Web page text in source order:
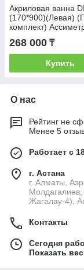
Акриловая ванна
(170*900)(Левая)
комплект)
268 000 ₸
Купить
О нас
Рейтинг не
Менее 5
Работает с
г. Астана
г. Алматы,
Молдагалиев,
Жагалау-4),
Контакты
Сегодня
Показать